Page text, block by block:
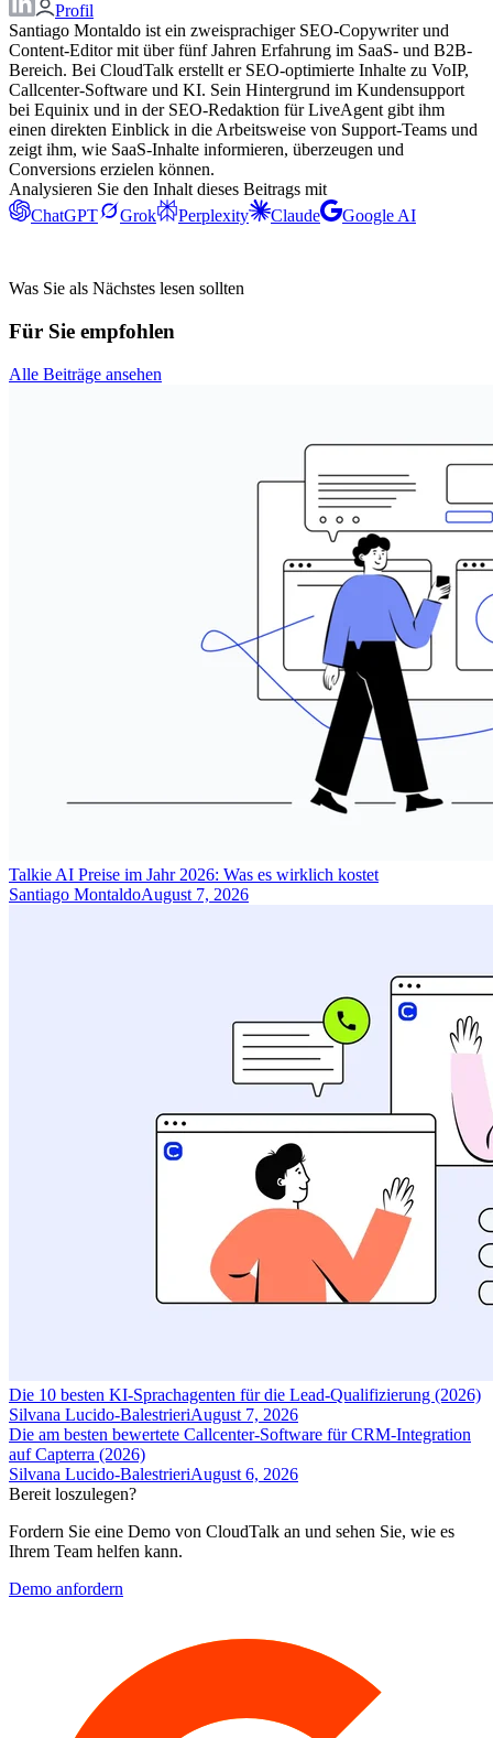
Profil
Santiago Montaldo ist ein zweisprachiger SEO-Copywriter und
Content-Editor mit über fünf Jahren Erfahrung im SaaS- und B2B-
Bereich. Bei CloudTalk erstellt er SEO-optimierte Inhalte zu VoIP,
Callcenter-Software und KI. Sein Hintergrund im Kundensupport
bei Equinix und in der SEO-Redaktion für LiveAgent gibt ihm
einen direkten Einblick in die Arbeitsweise von Support-Teams und
zeigt ihm, wie SaaS-Inhalte informieren, überzeugen und
Conversions erzielen können.
Analysieren Sie den Inhalt dieses Beitrags mit
ChatGPT
Grok Perplexity Claude Google AI
Was Sie als Nächstes lesen sollten
Für Sie empfohlen
Alle Beiträge ansehen
Talkie AI Preise im Jahr 2026: Was es wirklich kostet
Santiago MontaldoAugust 7, 2026
Die 10 besten KI-Sprachagenten für die Lead-Qualifizierung (2026)
Silvana Lucido-BalestrieriAugust 7, 2026
Die am besten bewertete Callcenter-Software für CRM-Integration
auf Capterra (2026)
Silvana Lucido-BalestrieriAugust 6, 2026
Bereit loszulegen?
Fordern Sie eine Demo von CloudTalk an und sehen Sie, wie es
Ihrem Team helfen kann.
Demo anfordern